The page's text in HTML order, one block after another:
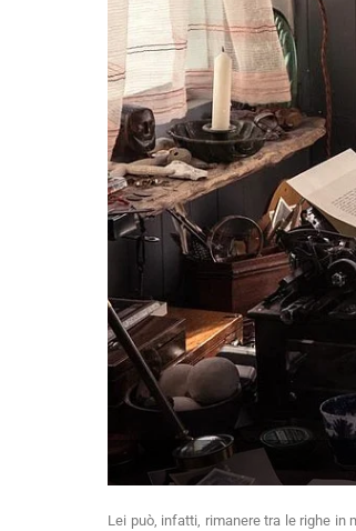
Lei può, infatti, rimanere tra le righe in